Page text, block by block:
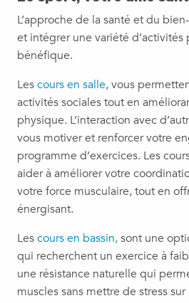
L’approche de la santé et du
et intégrer une variété d’activités
bénéfique.
Lescours en salle, vous
activités sociales tout en
physique. L’interaction avec
vous motiver et renforcer votre
programme d’exercices. Les
aider à améliorer votre
votre force musculaire, tout en
énergisant.
Lescours en bassin,sont une
qui recherchent un exercice à
une résistance naturelle qui
muscles sans mettre de stress